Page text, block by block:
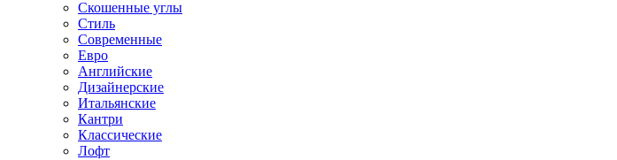
Скошенные углы
Стиль
Современные
Евро
Английские
Дизайнерские
Итальянские
Кантри
Классические
Лофт